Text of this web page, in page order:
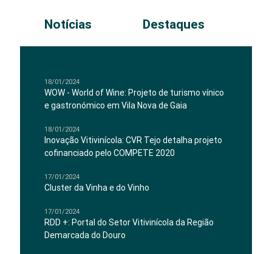
Notícias Destaques
18/01/2024
WOW - World of Wine: Projeto de turismo vínico
e gastronómico em Vila Nova de Gaia
18/01/2024
Inovação Vitivinícola: CVR Tejo detalha projeto
cofinanciado pelo COMPETE 2020
17/01/2024
Cluster da Vinha e do Vinho
17/01/2024
RDD +: Portal do Setor Vitivinícola da Região
Demarcada do Douro